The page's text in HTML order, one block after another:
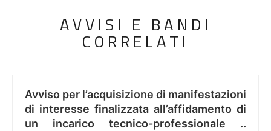
AVVISI E BANDI
CORRELATI
Avviso per l’acquisizione di manifestazioni
di interesse finalizzata all’affidamento di
un incarico tecnico-professionale ..